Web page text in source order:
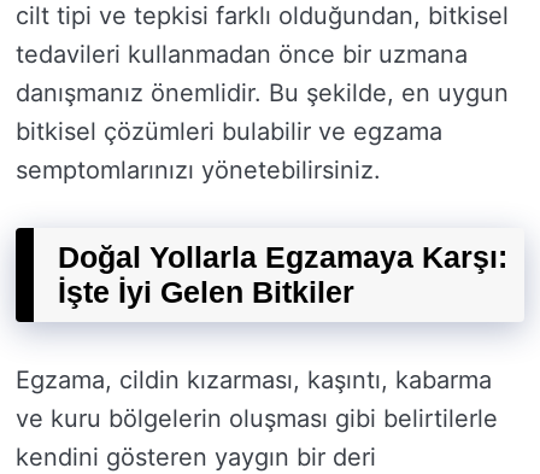
cilt tipi ve tepkisi farklı olduğundan, bitkisel
tedavileri kullanmadan önce bir uzmana
danışmanız önemlidir. Bu şekilde, en uygun
bitkisel çözümleri bulabilir ve egzama
semptomlarınızı yönetebilirsiniz.
Doğal Yollarla Egzamaya Karşı:
İşte İyi Gelen Bitkiler
Egzama, cildin kızarması, kaşıntı, kabarma
ve kuru bölgelerin oluşması gibi belirtilerle
kendini gösteren yaygın bir deri